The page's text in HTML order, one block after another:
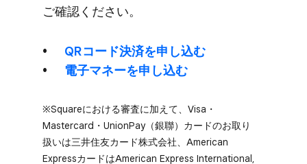
ご確認ください。
QRコード決済を​申し込む
電子マネーを​申し込む
※Squareに​​おける​​審査に​​加えて、​​Visa・
Mastercard・UnionPay​（銀聯）​カードの​​お取り​
扱いは​​三井住友カード株式会社、​​American
Expressカードは​​American Express International,